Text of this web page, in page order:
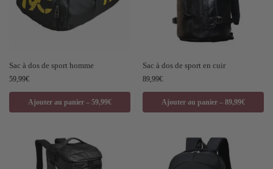
Sac à dos de sport homme
59,99€
Ajouter au panier – 59,99€
Sac à dos de sport en cuir
89,99€
Ajouter au panier – 89,99€